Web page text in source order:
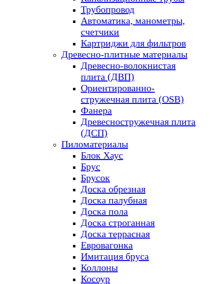
Трубопровод
Автоматика, манометры,
счетчики
Картриджи для фильтров
Древесно-плитные материалы
Древесно-волокнистая
плита (ДВП)
Ориентированно-
стружечная плита (OSB)
Фанера
Древесностружечная плита
(ДСП)
Пиломатериалы
Блок Хаус
Брус
Брусок
Доска обрезная
Доска палубная
Доска пола
Доска строганная
Доска террасная
Евровагонка
Имитация бруса
Коллоны
Косоур